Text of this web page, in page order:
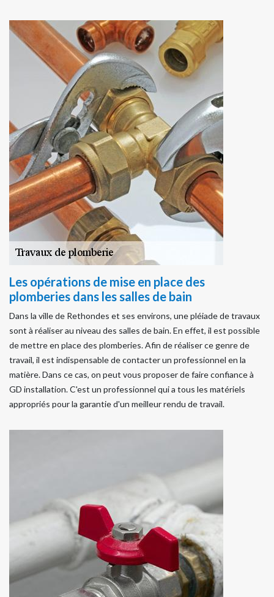
Les opérations de mise en place des
plomberies dans les salles de bain
Dans la ville de Rethondes et ses environs, une pléiade de travaux
sont à réaliser au niveau des salles de bain. En effet, il est possible
de mettre en place des plomberies. Afin de réaliser ce genre de
travail, il est indispensable de contacter un professionnel en la
matière. Dans ce cas, on peut vous proposer de faire confiance à
GD installation. C'est un professionnel qui a tous les matériels
appropriés pour la garantie d'un meilleur rendu de travail.